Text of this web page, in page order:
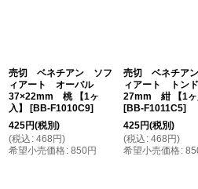
売切 ベネチアン ソフ
ィアート オーバル
37×22mm 桃 【1ヶ
入】
[BB-F1010C9]
425円(税別)
(税込 : 468 円)
希望小売価格: 850円
売切 ベネチア
ィアート トン
27mm 紺 【1ヶ
[BB-F1011C5]
425円(税別)
(税込 : 468 円)
希望小売価格: